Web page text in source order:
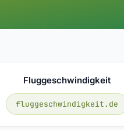
Fluggeschwindigkeit
fluggeschwindigkeit.de